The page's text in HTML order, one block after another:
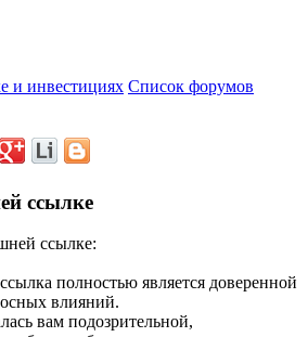
и инвестициях Список форумов
ссылке
ссылке:
полностью является доверенной
влияний.
вам подозрительной,